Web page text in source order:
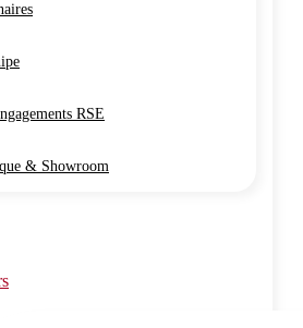
RSE
& Showroom